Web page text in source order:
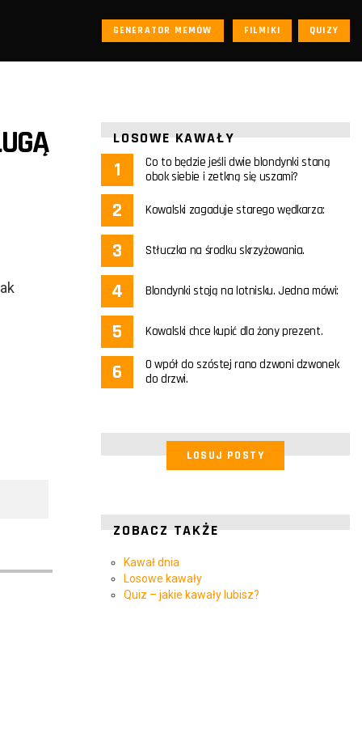
GENERATOR MEMÓW FILMIKI QUIZY
LOSOWE KAWAŁY
Co to będzie jeśli dwie blondynki staną
obok siebie i zetkną się uszami?
Kowalski zagaduje starego wędkarza:
Stłuczka na środku skrzyżowania.
Blondynki stoją na lotnisku. Jedna mówi:
Kowalski chce kupić dla żony prezent.
O wpół do szóstej rano dzwoni dzwonek
do drzwi.
LOSUJ POSTY
ZOBACZ TAKŻE
Kawał dnia
Losowe kawały
Quiz – jakie kawały lubisz?